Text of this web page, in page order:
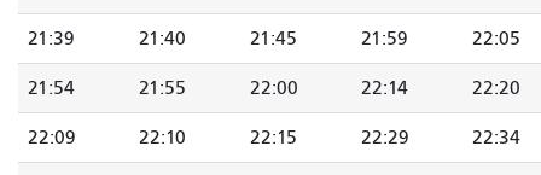
21:39 21:40 21:45 21:59 22:05
21:54 21:55 22:00 22:14 22:20
22:09 22:10 22:15 22:29 22:34